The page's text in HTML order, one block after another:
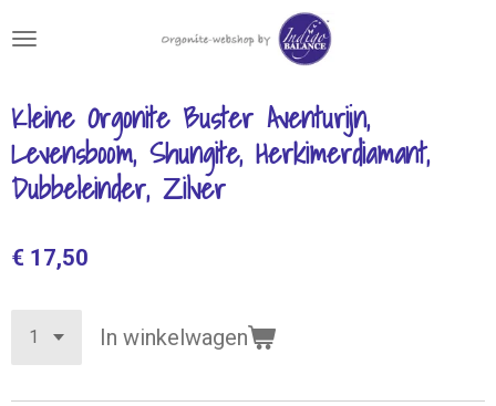
direct
de
hoofdinhoud
Kleine Orgonite Buster Aventurijn,
Levensboom, Shungite, Herkimerdiamant,
Dubbeleinder, Zilver
€ 17,50
In winkelwagen